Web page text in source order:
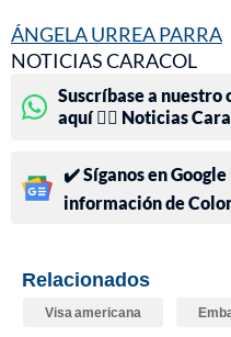
ÁNGELA URREA PARRA
NOTICIAS CARACOL
Suscríbase a nuestro
aquí 👉🏻 Noticias
✔️ Síganos en
información de
Relacionados
Visa americana